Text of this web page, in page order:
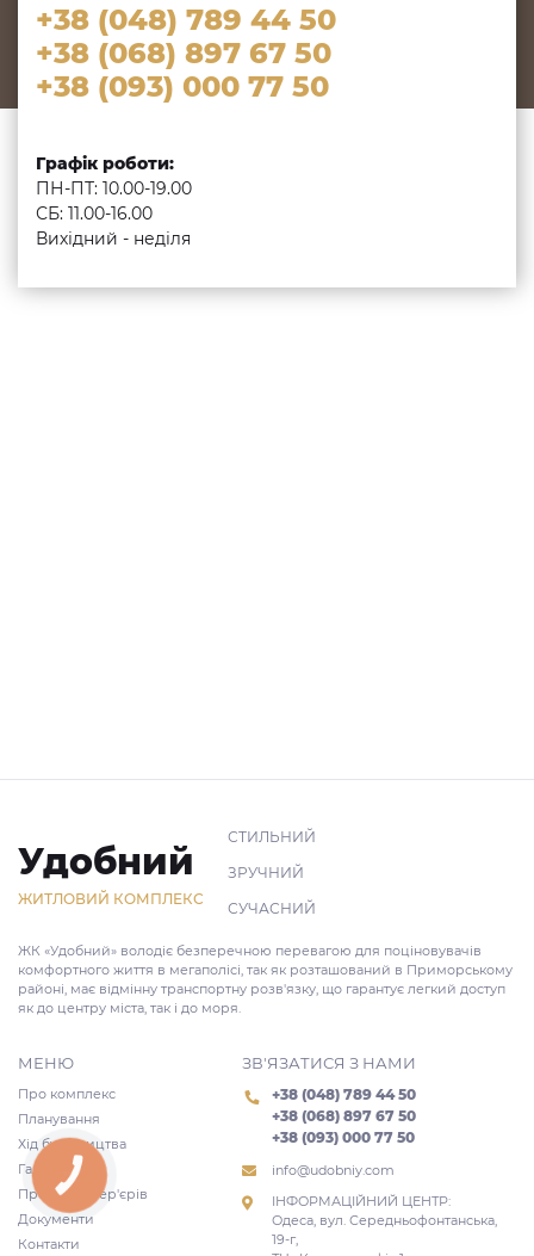
+38 (048) 789 44 50
+38 (068) 897 67 50
+38 (093) 000 77 50
Графік роботи:
ПН-ПТ: 10.00-19.00
СБ: 11.00-16.00
Вихідний - неділя
Удобний
ЖИТЛОВИЙ КОМПЛЕКС
СТИЛЬНИЙ
ЗРУЧНИЙ
СУЧАСНИЙ
ЖК «Удобний» володіє безперечною перевагою для поціновувачів
комфортного життя в мегаполісі, так як розташований в Приморському
районі, має відмінну транспортну розв'язку, що гарантує легкий доступ
як до центру міста, так і до моря.
МЕНЮ
Про комплекс
Планування
Хід будівництва
Галерея
Проекти інтер'єрів
Документи
Контакти
ЗВ'ЯЗАТИСЯ З НАМИ
+38 (048) 789 44 50
+38 (068) 897 67 50
+38 (093) 000 77 50
info@udobniy.com
ІНФОРМАЦІЙНИЙ ЦЕНТР:
Одеса, вул. Середньофонтанська,
19-г,
КНОПКА
ЗВ'ЯЗКУ